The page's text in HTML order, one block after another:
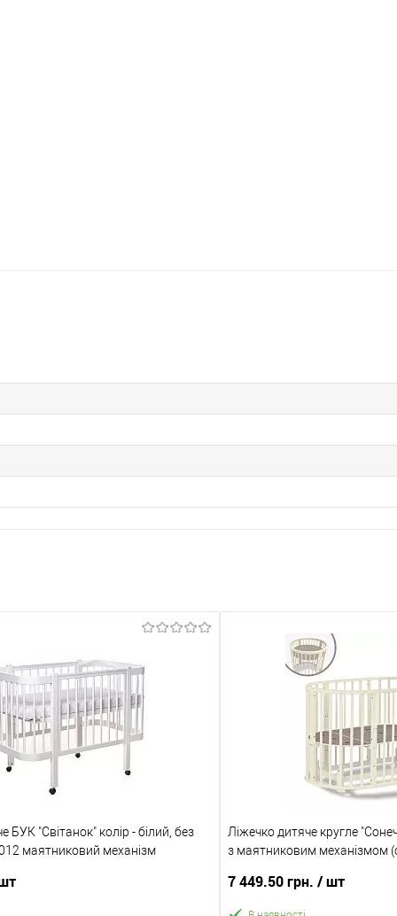
БУК "Світанок" колір - білий, без
маятниковий механізм
Ліжечко дитяче кругле
з маятниковим механізмом
7 449.50 грн. / шт